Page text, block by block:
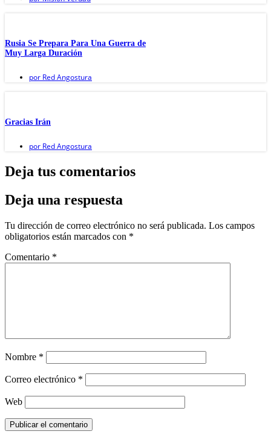
Rusia Se Prepara Para Una Guerra de
Muy Larga Duración
por Red Angostura
Gracias Irán
por Red Angostura
Deja tus comentarios
Deja una respuesta
Tu dirección de correo electrónico no será publicada. Los campos
obligatorios están marcados con *
Comentario *
Nombre *
Correo electrónico *
Web